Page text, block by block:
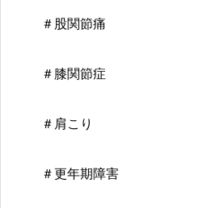
＃股関節痛
＃膝関節症
＃肩こり
＃更年期障害